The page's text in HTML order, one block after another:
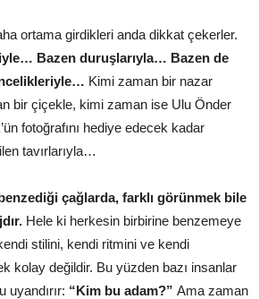
ortama girdikleri anda dikkat çekerler.
Bazen duruşlarıyla… Bazen de
incelikleriyle… Kimi zaman bir nazar
bir çiçekle, kimi zaman ise Ulu Önder
fotoğrafını hediye edecek kadar
tavırlarıyla…
çağlarda, farklı görünmek bile
Hele ki herkesin birbirine benzemeye
stilini, kendi ritmini ve kendi
kolay değildir. Bu yüzden bazı insanlar
uyandırır: “Kim bu adam?” Ama zaman